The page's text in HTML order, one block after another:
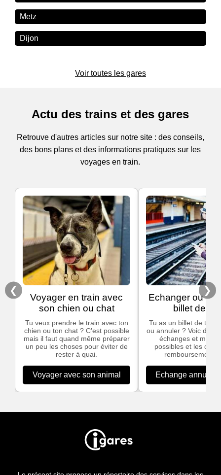
Metz
Dijon
Voir toutes les gares
Actu des trains et des gares
Retrouve d'autres articles sur notre site : des conseils,
des bons plans et des informations pratiques sur les
voyages en train.
❮
Voyager en train avec
son chien ou chat
Tu veux prendre le train avec ton
chien ou ton chat ? C'est possible
mais il faut quand même préparer
un peu les choses pour éviter de
rester à quai.
Voyager avec son animal
Echanger ou
billet de
Tu as un billet de train
ou annuler ? Voic des
échanges et
possibles et les
remboursement
Echange
❯